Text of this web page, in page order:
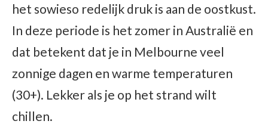
het sowieso redelijk druk is aan de oostkust.
In deze periode is het zomer in Australië en
dat betekent dat je in Melbourne veel
zonnige dagen en warme temperaturen
(30+). Lekker als je op het strand wilt
chillen.